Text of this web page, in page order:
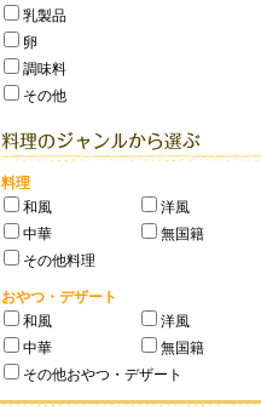
乳製品
卵
調味料
その他
料理
和風
洋風
中華
無国籍
その他料理
おやつ・デザート
和風
洋風
中華
無国籍
その他おやつ・デザート